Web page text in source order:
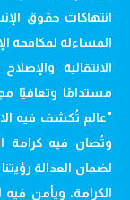
انتهاكات حقوق
المساءلة لمكافحة
الانتقالية
مستدامًا وتعافيًا
"عالم تُكشف فيه
وتُصان فيه كرامة
لضمان العدالة
الكرامة، ويأمن